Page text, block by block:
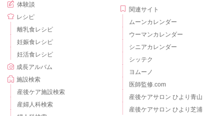
体験談
レシピ
離乳食レシピ
妊娠食レシピ
妊活食レシピ
成長アルバム
施設検索
産後ケア施設検索
産婦人科検索
関連サイト
ムーンカレンダー
ウーマンカレンダー
シニアカレンダー
シッテク
ヨムーノ
医師監修.com
産後ケアサロン ひより青山
産後ケアサロン ひより芝浦